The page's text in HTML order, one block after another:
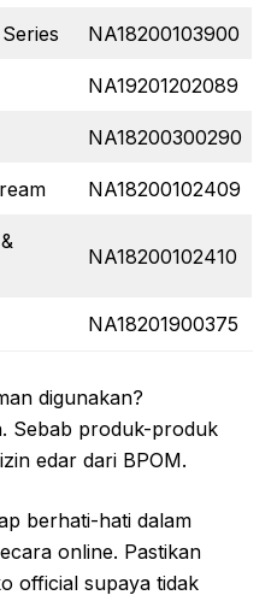
NA18200103900
NA19201202089
NA18200300290
NA18200102409
NA18200102410
NA18201900375
digunakan?
Sebab produk-produk
edar dari BPOM.
berhati-hati dalam
online. Pastikan
official supaya tidak